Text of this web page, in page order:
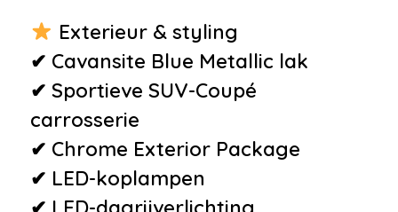
•Alarm klasse 1(startblokkering)
•Alarm klasse 3
•Anti Blokkeer Systeem
•Anti doorSlip Regeling
•Bandenspanningscontrolesysteem
•Derde remlicht
•Elektronisch Stabiliteits
Exterieur & styling
✔ Cavansite Blue Metallic lak
✔ Sportieve SUV-Coupé
carrosserie
✔ Chrome Exterior Package
✔ LED-koplampen